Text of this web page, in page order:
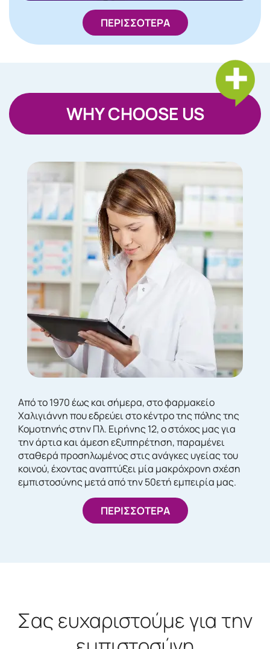
ΠΕΡΙΣΣΟΤΕΡΑ
WHY CHOOSE US
Από το 1970 έως και σήμερα, στο φαρμακείο
Χαλιγιάννη που εδρεύει στο κέντρο της πόλης της
Κομοτηνής στην Πλ. Ειρήνης 12, ο στόχος μας για
την άρτια και άμεση εξυπηρέτηση, παραμένει
σταθερά προσηλωμένος στις ανάγκες υγείας του
κοινού, έχοντας αναπτύξει μία μακρόχρονη σχέση
εμπιστοσύνης μετά από την 50ετή εμπειρία μας.
ΠΕΡΙΣΣΟΤΕΡΑ
Σας ευχαριστούμε για την